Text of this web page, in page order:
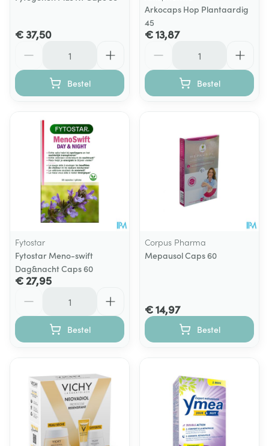
€ 37,50
Bestel
Arkocaps Hop Plantaardig
45
€ 13,87
Bestel
Fytostar
Fytostar Meno-swift
Dag&nacht Caps 60
€ 27,95
Bestel
Corpus Pharma
Mepausol Caps 60
€ 14,97
Bestel